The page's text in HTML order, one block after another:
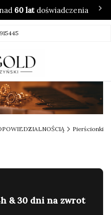
60 latdoświadczenia
Pierścionki
4.7/5 ⭐ w Google